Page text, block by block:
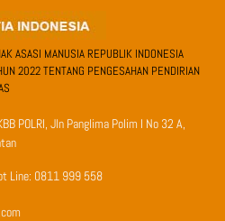
ASASI MANUSIA REPUBLIK INDONESIA
2022 TENTANG PENGESAHAN PENDIRIAN
POLRI, Jln Panglima Polim I No 32 A,
Line: 0811 999 558